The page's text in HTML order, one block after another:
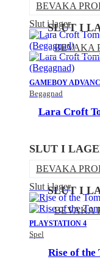
BEVAKA
Slut i lager
GAMEBOY
Begagnad
SLUT I
BEVAKA
Lara Croft
SLUT I
BEVAKA
Slut i lager
PLAYSTATION 4
Spel
SLUT I
BEVAKA
Rise of the